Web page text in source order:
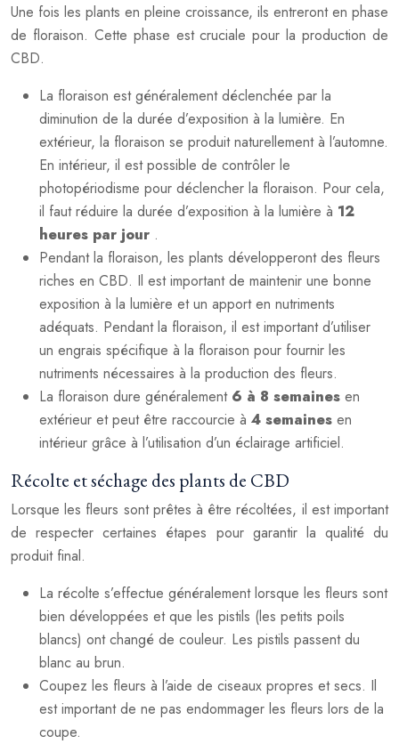
Une fois les plants en pleine croissance, ils entreront en phase
de floraison. Cette phase est cruciale pour la production de
CBD.
La floraison est généralement déclenchée par la
diminution de la durée d’exposition à la lumière. En
extérieur, la floraison se produit naturellement à l’automne.
En intérieur, il est possible de contrôler le
photopériodisme pour déclencher la floraison. Pour cela,
il faut réduire la durée d’exposition à la lumière à 12
heures par jour .
Pendant la floraison, les plants développeront des fleurs
riches en CBD. Il est important de maintenir une bonne
exposition à la lumière et un apport en nutriments
adéquats. Pendant la floraison, il est important d’utiliser
un engrais spécifique à la floraison pour fournir les
nutriments nécessaires à la production des fleurs.
La floraison dure généralement 6 à 8 semaines en
extérieur et peut être raccourcie à 4 semaines en
intérieur grâce à l’utilisation d’un éclairage artificiel.
Récolte et séchage des plants de CBD
Lorsque les fleurs sont prêtes à être récoltées, il est important
de respecter certaines étapes pour garantir la qualité du
produit final.
La récolte s’effectue généralement lorsque les fleurs sont
bien développées et que les pistils (les petits poils
blancs) ont changé de couleur. Les pistils passent du
blanc au brun.
Coupez les fleurs à l’aide de ciseaux propres et secs. Il
est important de ne pas endommager les fleurs lors de la
coupe.